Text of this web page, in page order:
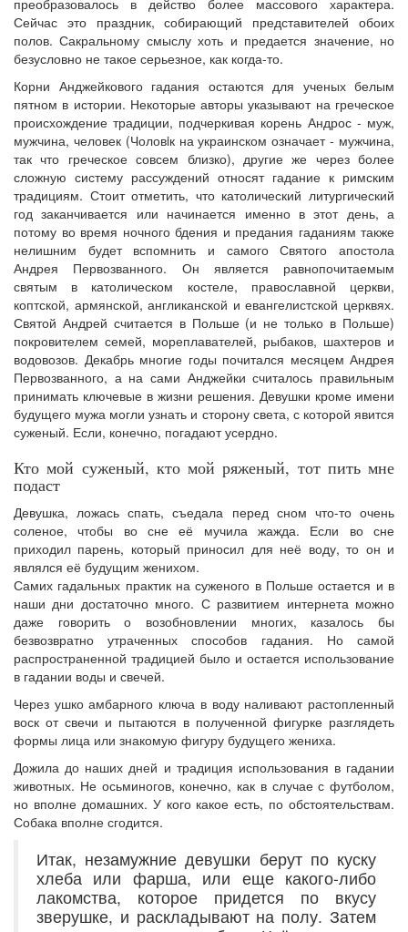
Сейчас это праздник, собирающий представителей обоих
полов. Сакральному смыслу хоть и предается значение, но
безусловно не такое серьезное, как когда-то.
Корни Анджейкового гадания остаются для ученых белым
пятном в истории. Некоторые авторы указывают на греческое
происхождение традиции, подчеркивая корень Андрос - муж,
мужчина, человек (Чоловiк на украинском означает - мужчина,
так что греческое совсем близко), другие же через более
сложную систему рассуждений относят гадание к римским
традициям. Стоит отметить, что католический литургический
год заканчивается или начинается именно в этот день, а
потому во время ночного бдения и предания гаданиям также
нелишним будет вспомнить и самого Святого апостола
Андрея Первозванного. Он является равнопочитаемым
святым в католическом костеле, православной церкви,
коптской, армянской, англиканской и евангелистской церквях.
Святой Андрей считается в Польше (и не только в Польше)
покровителем семей, мореплавателей, рыбаков, шахтеров и
водовозов. Декабрь многие годы почитался месяцем Андрея
Первозванного, а на сами Анджейки считалось правильным
принимать ключевые в жизни решения. Девушки кроме имени
будущего мужа могли узнать и сторону света, с которой явится
суженый. Если, конечно, погадают усердно.
Кто мой суженый, кто мой ряженый, тот пить мне
подаст
Девушка, ложась спать, съедала перед сном что-то очень
соленое, чтобы во сне её мучила жажда. Если во сне
приходил парень, который приносил для неё воду, то он и
являлся её будущим женихом.
Самих гадальных практик на суженого в Польше остается и в
наши дни достаточно много. С развитием интернета можно
даже говорить о возобновлении многих, казалось бы
безвозвратно утраченных способов гадания. Но самой
распространенной традицией было и остается использование
в гадании воды и свечей.
Через ушко амбарного ключа в воду наливают растопленный
воск от свечи и пытаются в полученной фигурке разглядеть
формы лица или знакомую фигуру будущего жениха.
Дожила до наших дней и традиция использования в гадании
животных. Не осьминогов, конечно, как в случае с футболом,
но вполне домашних. У кого какое есть, по обстоятельствам.
Собака вполне сгодится.
Итак, незамужние девушки берут по куску
хлеба или фарша, или еще какого-либо
лакомства, которое придется по вкусу
зверушке, и раскладывают на полу. Затем